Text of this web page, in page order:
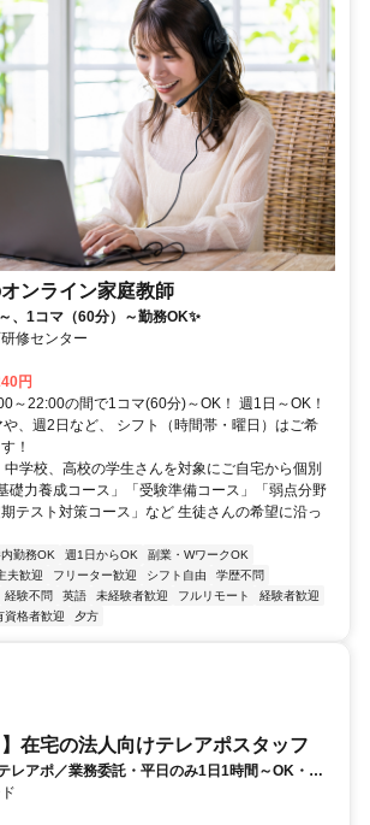
ンライン家庭教師
、1コマ（60分）～勤務OK✨
修センター
円
～22:00の間で1コマ(60分)～OK！ 週1日～OK！
、週2日など、 シフト（時間帯・曜日）はご希
！
学校、高校の学生さんを対象にご自宅から個別
礎力養成コース」「受験準備コース」「弱点分野
テスト対策コース」など 生徒さんの希望に沿っ
勤務OK 週1日からOK
副業・WワークOK
夫歓迎 フリーター歓迎 シフト自由
学歴不問
経験不問 英語 未経験者歓迎 フルリモート
経験者歓迎
資格者歓迎 夕方
】在宅の法人向けテレアポスタッフ
レアポ／業務委託・平日のみ1日1時間～OK・成
上げ